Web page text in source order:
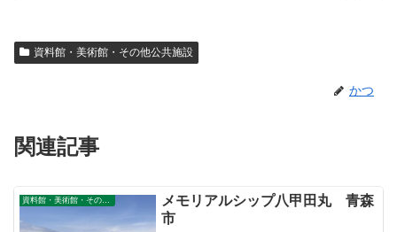
資料館・美術館・その他公共施設
かつ
関連記事
資料館・美術館・その他公共施設
メモリアルシップ八甲田丸 青森
市